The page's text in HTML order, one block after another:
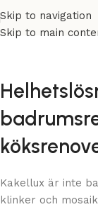
Skip to navigation
Skip to main
Kakellux är inte
klinker och